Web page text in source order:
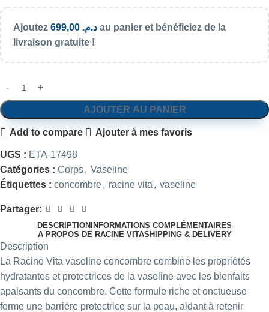
Ajoutez د.م. au panier et bénéficiez de la
livraison gratuite !
AJOUTER AU PANIER
Add to compare Ajouter à mes favoris
UGS : ETA-17498
Catégories : Corps, Vaseline
Étiquettes : concombre, racine vita , vaseline
Partager:
DESCRIPTIONINFORMATIONS COMPLÉMENTAIRES
A PROPOS DE RACINE VITASHIPPING & DELIVERY
Description
La Racine Vita vaseline concombre combine les propriétés
hydratantes et protectrices de la vaseline avec les bienfaits
apaisants du concombre. Cette formule riche et onctueuse
forme une barrière protectrice sur la peau, aidant à retenir